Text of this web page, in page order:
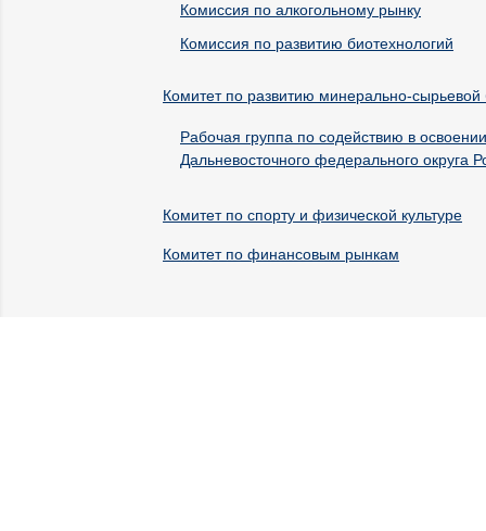
Комиссия по алкогольному рынку
Комиссия по развитию биотехнологий
Комитет по развитию минерально-
Рабочая группа по содействию в
Дальневосточного федерального округа
Комитет по спорту и физической культуре
Комитет по финансовым рынкам